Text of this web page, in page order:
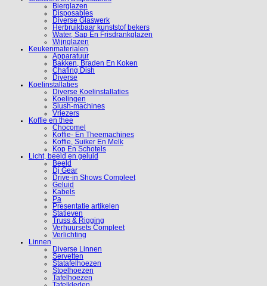
Bierglazen
Disposables
Diverse Glaswerk
Herbruikbaar kunststof bekers
Water, Sap En Frisdrankglazen
Wijnglazen
Keukenmaterialen
Apparatuur
Bakken, Braden En Koken
Chafing Dish
Diverse
Koelinstallaties
Diverse Koelinstallaties
Koelingen
Slush-machines
Vriezers
Koffie en thee
Chocomel
Koffie- En Theemachines
Koffie, Suiker En Melk
Kop En Schotels
Licht, beeld en geluid
Beeld
Dj Gear
Drive-in Shows Compleet
Geluid
Kabels
Pa
Presentatie artikelen
Statieven
Truss & Rigging
Verhuursets Compleet
Verlichting
Linnen
Diverse Linnen
Servetten
Statafelhoezen
Stoelhoezen
Tafelhoezen